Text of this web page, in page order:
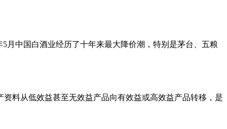
月中国白酒业经历了十年来最大降价潮，特别是茅台、五粮
料从低效益甚至无效益产品向有效益或高效益产品转移，是